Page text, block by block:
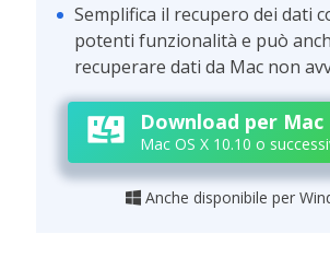
Semplifica il recupero dei dati
potenti funzionalità e può
recuperare dati da Mac non
Download per Mac
Mac OS X 10.10 o
 Anche disponibile per